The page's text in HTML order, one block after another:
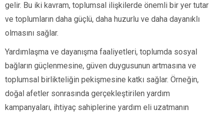
gelir. Bu iki kavram, toplumsal ilişkilerde önemli bir yer tutar
ve toplumların daha güçlü, daha huzurlu ve daha dayanıklı
olmasını sağlar.
Yardımlaşma ve dayanışma faaliyetleri, toplumda sosyal
bağların güçlenmesine, güven duygusunun artmasına ve
toplumsal birlikteliğin pekişmesine katkı sağlar. Örneğin,
doğal afetler sonrasında gerçekleştirilen yardım
kampanyaları, ihtiyaç sahiplerine yardım eli uzatmanın